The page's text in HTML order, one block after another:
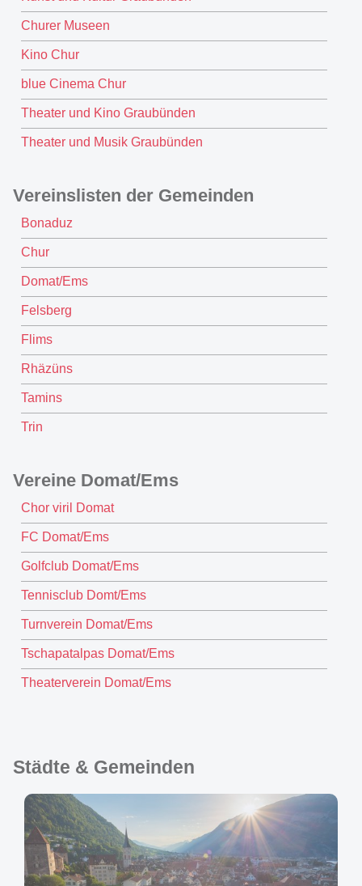
Churer Museen
Kino Chur
blue Cinema Chur
Theater und Kino Graubünden
Theater und Musik Graubünden
Vereinslisten der Gemeinden
Bonaduz
Chur
Domat/Ems
Felsberg
Flims
Rhäzüns
Tamins
Trin
Vereine Domat/Ems
Chor viril Domat
FC Domat/Ems
Golfclub Domat/Ems
Tennisclub Domt/Ems
Turnverein Domat/Ems
Tschapatalpas Domat/Ems
Theaterverein Domat/Ems
Städte & Gemeinden